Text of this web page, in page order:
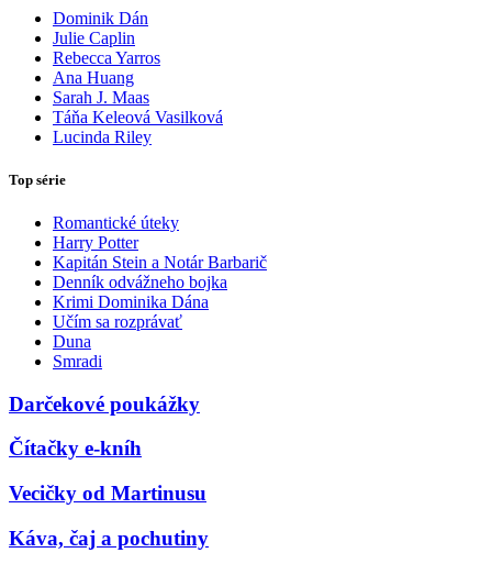
Dominik Dán
Julie Caplin
Rebecca Yarros
Ana Huang
Sarah J. Maas
Táňa Keleová Vasilková
Lucinda Riley
Top série
Romantické úteky
Harry Potter
Kapitán Stein a Notár Barbarič
Denník odvážneho bojka
Krimi Dominika Dána
Učím sa rozprávať
Duna
Smradi
Darčekové poukážky
Čítačky e-kníh
Vecičky od Martinusu
Káva, čaj a pochutiny